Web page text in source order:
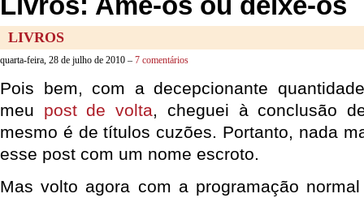
LIVROS
quarta-feira, 28 de julho de 2010 – 7 comentários
Pois bem, com a decepcionante
meu post de volta, cheguei à conclusão
mesmo é de títulos cuzões. Portanto, nada
esse post com um nome escroto.
Mas volto agora com a programação